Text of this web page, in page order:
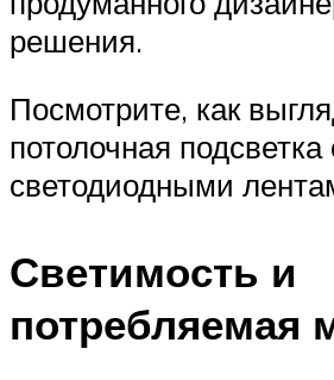
решения.
Посмотрите, как
потолочная
светодиодными
Светимость и
потребляемая